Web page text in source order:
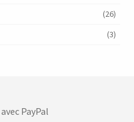
(26)
(3)
avec PayPal